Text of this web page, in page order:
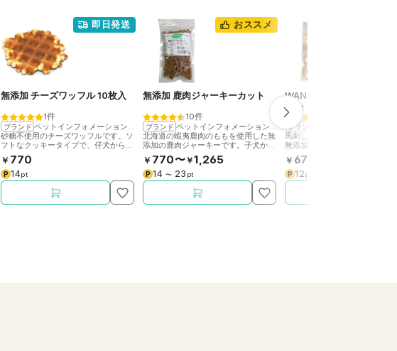
即日発送
無添加 チーズワッフル 10枚入
1件
ブランド
ペットインフォメーションラック
砂糖不使用のチーズワッフルです。ソ
フトなクッキータイプで、仔犬から高
齢犬まで食べやすいかたさ。個別袋入
り。
￥ 770
P 14pt
おススメ
無添加 鹿肉ジャーキーカット
10件
ブランド
ペットインフォメーションラック
北海道の蝦夷鹿肉のももを使用した無
添加の鹿肉ジャーキーです。子犬から
高齢犬まで食べやすい大きさと軟らか
さ。
￥ 770〜￥1,265
P 14 〜 23 pt
WANの利休 馬刺しスライ
40g
ブランド
馬刺しの原料肉を日本の職人が
無添加で仕上げた逸品。グリコ
と鉄分豊富。毛ツヤのキープ
ットにも最適。
￥ 673
P 12pt